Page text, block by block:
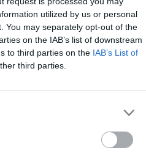
utilized by us or personal
You may separately opt-out of the
on the IAB’s list of downstream
to third parties on the IAB’s List of
third parties.
Ipak, umor ne